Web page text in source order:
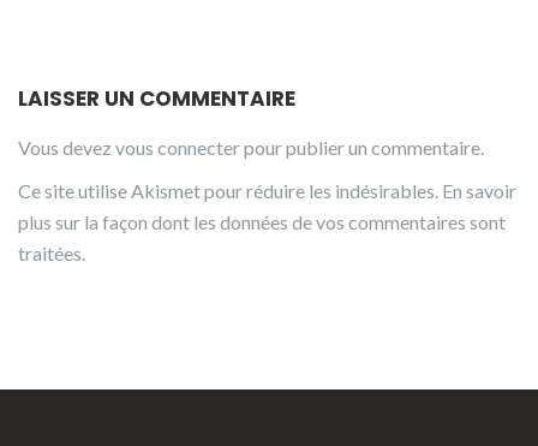
LAISSER UN COMMENTAIRE
Vous devez vous connecterpour publier un commentaire.
Ce site utilise Akismet pour réduire les indésirables. En savoir
plus sur la façon dont les données de vos commentaires sont
traitées.